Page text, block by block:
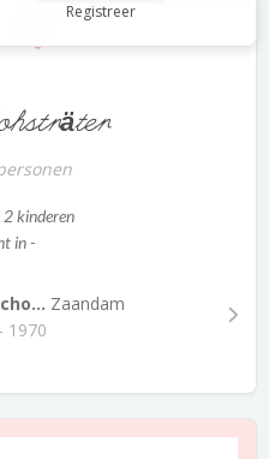
Registreer
2 kinderen
in -
Zaandam
1970